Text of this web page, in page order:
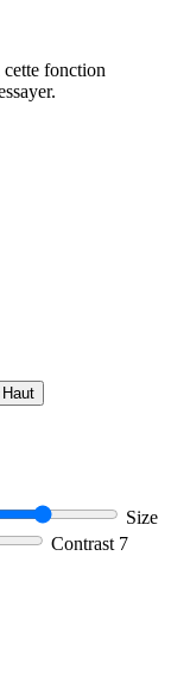
cette fonction
Haut
Size
Contrast 7